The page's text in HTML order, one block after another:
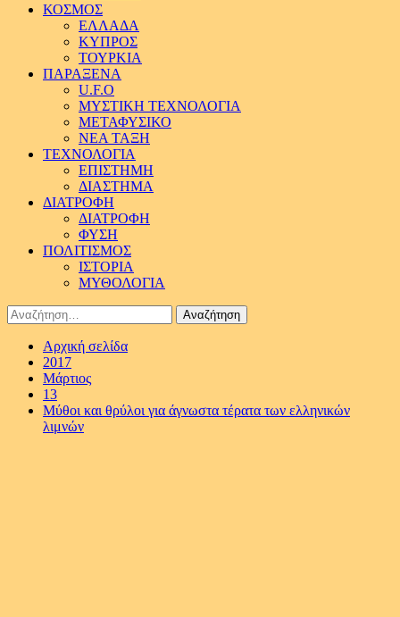
ΚΟΣΜΟΣ
ΕΛΛΑΔΑ
ΚΥΠΡΟΣ
ΤΟΥΡΚΙΑ
ΠΑΡΑΞΕΝΑ
U.F.O
ΜΥΣΤΙΚΗ ΤΕΧΝΟΛΟΓΙΑ
ΜΕΤΑΦΥΣΙΚΟ
ΝΕΑ ΤΑΞΗ
ΤΕΧΝΟΛΟΓΙΑ
ΕΠΙΣΤΗΜΗ
ΔΙΑΣΤΗΜΑ
ΔΙΑΤΡΟΦΗ
ΔΙΑΤΡΟΦΗ
ΦΥΣΗ
ΠΟΛΙΤΙΣΜΟΣ
ΙΣΤΟΡΙΑ
ΜΥΘΟΛΟΓΙΑ
Αναζήτηση
για:
Αρχική σελίδα
2017
Μάρτιος
13
Μύθοι και θρύλοι για άγνωστα τέρατα των ελληνικών
λιμνών